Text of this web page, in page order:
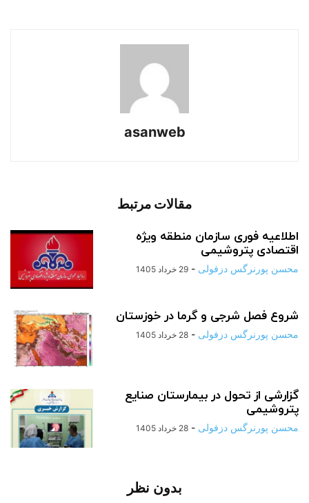
asanweb
مقالات مرتبط
اطلاعیه فوری سازمان منطقه ویژه
اقتصادی پتروشیمی
محسن پورنرگس دزفولی - 29 خرداد 1405
شروع فصل شرجی و گرما در خوزستان
محسن پورنرگس دزفولی - 28 خرداد 1405
گزارشی از تحول در بیمارستان صنایع
پتروشیمی
محسن پورنرگس دزفولی - 28 خرداد 1405
بدون نظر